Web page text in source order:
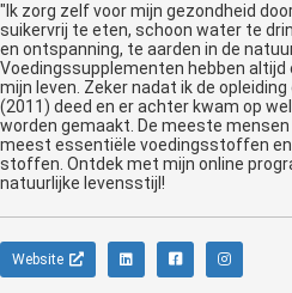
"Ik zorg zelf voor mijn gezondheid
suikervrij te eten, schoon water te
en ontspanning, te aarden in de
Voedingssupplementen hebben altijd
mijn leven. Zeker nadat ik de
(2011) deed en er achter kwam op
worden gemaakt. De meeste
meest essentiële voedingsstoffen
stoffen. Ontdek met mijn online
natuurlijke levensstijl!
Website